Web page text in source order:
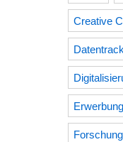
Creative
Erwerbung